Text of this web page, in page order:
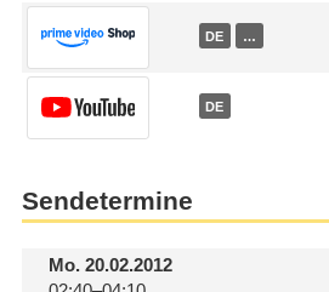
DE …
DE
Sendetermine
Mo.20.02.2012